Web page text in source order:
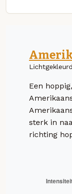
Een
sterk in
richting